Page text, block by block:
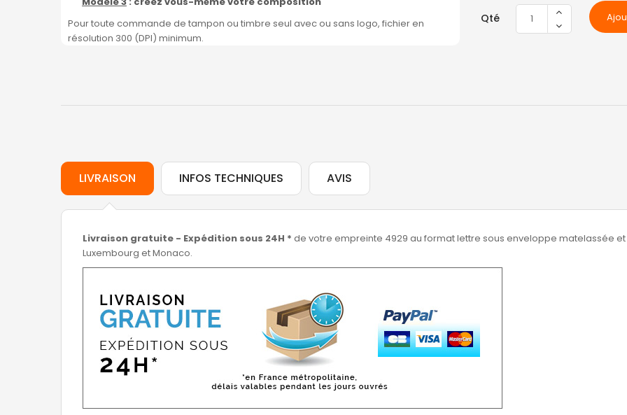
Pour toute commande de tampon ou timbre seul avec ou sans logo, fichier en
résolution 300 (DPI) minimum.
Qté
LIVRAISON INFOS TECHNIQUES AVIS
Livraison gratuite - Expédition sous 24H * de votre empreinte 4929 au format lettre sous enveloppe matelassée
Luxembourg et Monaco.